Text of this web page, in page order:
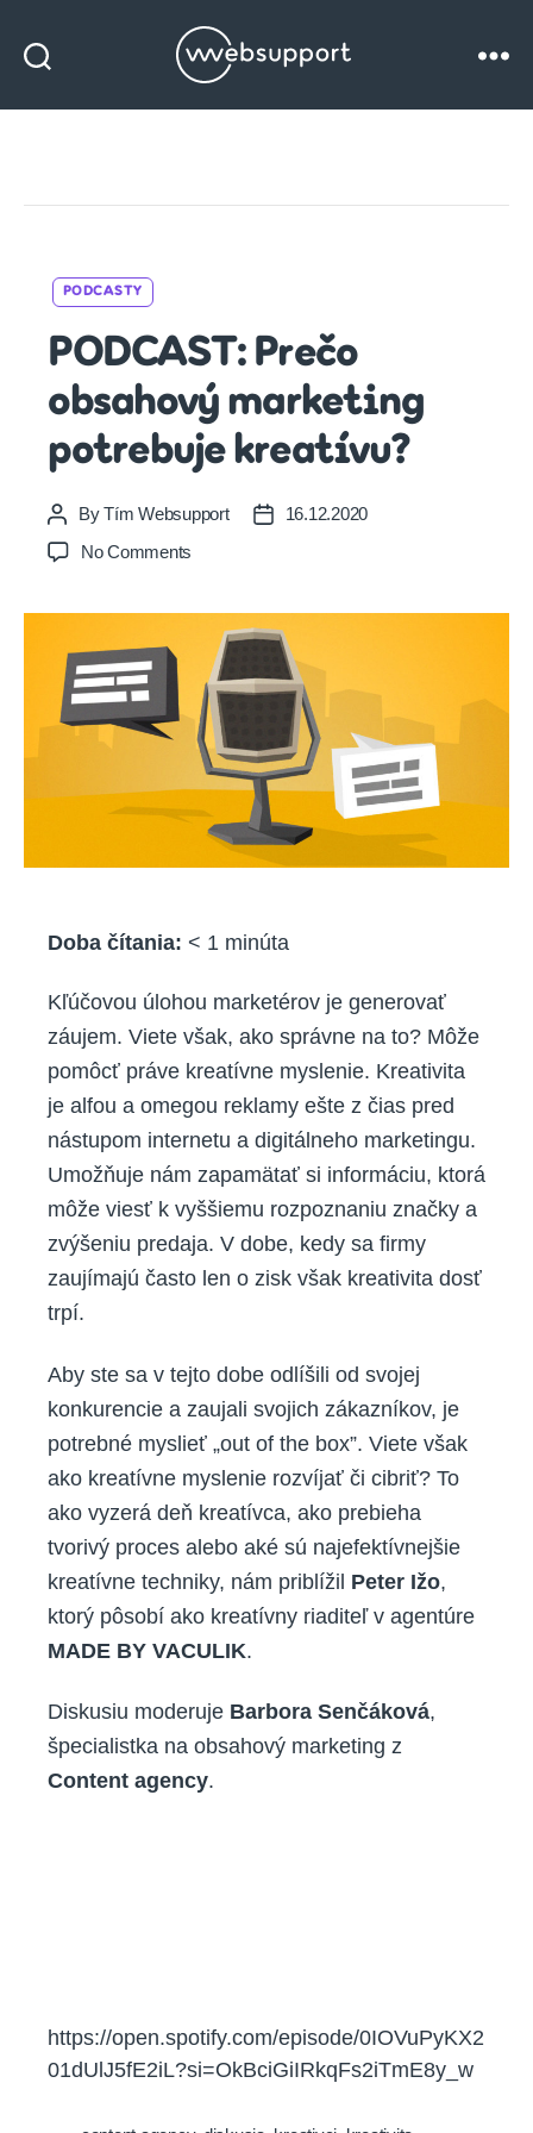
Websupport
PODCASTY
PODCAST: Prečo
obsahový marketing
potrebuje kreatívu?
Post
author
ByTím Websupport
Post16.12.2020
No Comments
obsahový
marketing
potrebuje
kreatívu?
Doba čítania: < 1 minúta
Kľúčovou úlohou marketérov je generovať
záujem. Viete však, ako správne na to? Môže
pomôcť práve kreatívne myslenie. Kreativita
je alfou a omegou reklamy ešte z čias pred
nástupom internetu a digitálneho marketingu.
Umožňuje nám zapamätať si informáciu, ktorá
môže viesť k vyššiemu rozpoznaniu značky a
zvýšeniu predaja. V dobe, kedy sa firmy
zaujímajú často len o zisk však kreativita dosť
trpí.
Aby ste sa v tejto dobe odlíšili od svojej
konkurencie a zaujali svojich zákazníkov, je
potrebné myslieť „out of the box”. Viete však
ako kreatívne myslenie rozvíjať či cibriť? To
ako vyzerá deň kreatívca, ako prebieha
tvorivý proces alebo aké sú najefektívnejšie
kreatívne techniky, nám priblížil Peter Ižo,
ktorý pôsobí ako kreatívny riaditeľ v agentúre
MADE BY VACULIK.
Diskusiu moderuje Barbora Senčáková,
špecialistka na obsahový marketing z
Content agency.
https://open.spotify.com/episode/0IOVuPyKX2
01dUlJ5fE2iL?si=OkBciGiIRkqFs2iTmE8y_w